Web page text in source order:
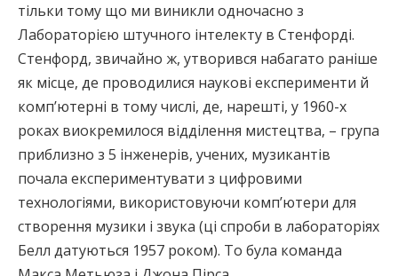
тільки тому що ми виникли одночасно з
Лабораторією штучного інтелекту в Стенфорді.
Стенфорд, звичайно ж, утворився набагато раніше
як місце, де проводилися наукові експерименти й
комп’ютерні в тому числі, де, нарешті, у 1960-х
роках виокремилося відділення мистецтва, – група
приблизно з 5 інженерів, учених, музикантів
почала експериментувати з цифровими
технологіями, використовуючи комп’ютери для
створення музики і звука (ці спроби в лабораторіях
Белл датуються 1957 роком). То була команда